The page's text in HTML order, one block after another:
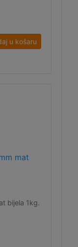
u košaru
mat
bijela 1kg.